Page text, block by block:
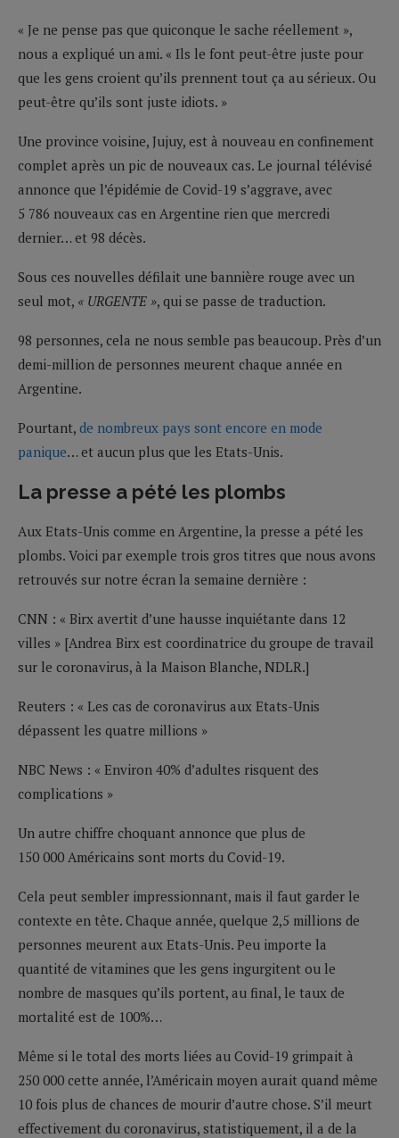
« Je ne pense pas que quiconque le sache réellement »,
nous a expliqué un ami. « Ils le font peut-être juste pour
que les gens croient qu’ils prennent tout ça au sérieux. Ou
peut-être qu’ils sont juste idiots. »
Une province voisine, Jujuy, est à nouveau en confinement
complet après un pic de nouveaux cas. Le journal télévisé
annonce que l’épidémie de Covid-19 s’aggrave, avec
5 786 nouveaux cas en Argentine rien que mercredi
dernier… et 98 décès.
Sous ces nouvelles défilait une bannière rouge avec un
seul mot, « URGENTE », qui se passe de traduction.
98 personnes, cela ne nous semble pas beaucoup. Près d’un
demi-million de personnes meurent chaque année en
Argentine.
Pourtant, de nombreux pays sont encore en mode
panique… et aucun plus que les Etats-Unis.
La presse a pété les plombs
Aux Etats-Unis comme en Argentine, la presse a pété les
plombs. Voici par exemple trois gros titres que nous avons
retrouvés sur notre écran la semaine dernière :
CNN : « Birx avertit d’une hausse inquiétante dans 12
villes » [Andrea Birx est coordinatrice du groupe de travail
sur le coronavirus, à la Maison Blanche, NDLR.]
Reuters : « Les cas de coronavirus aux Etats-Unis
dépassent les quatre millions »
NBC News : « Environ 40% d’adultes risquent des
complications »
Un autre chiffre choquant annonce que plus de
150 000 Américains sont morts du Covid-19.
Cela peut sembler impressionnant, mais il faut garder le
contexte en tête. Chaque année, quelque 2,5 millions de
personnes meurent aux Etats-Unis. Peu importe la
quantité de vitamines que les gens ingurgitent ou le
nombre de masques qu’ils portent, au final, le taux de
mortalité est de 100%…
Même si le total des morts liées au Covid-19 grimpait à
250 000 cette année, l’Américain moyen aurait quand même
10 fois plus de chances de mourir d’autre chose. S’il meurt
effectivement du coronavirus, statistiquement, il a de la